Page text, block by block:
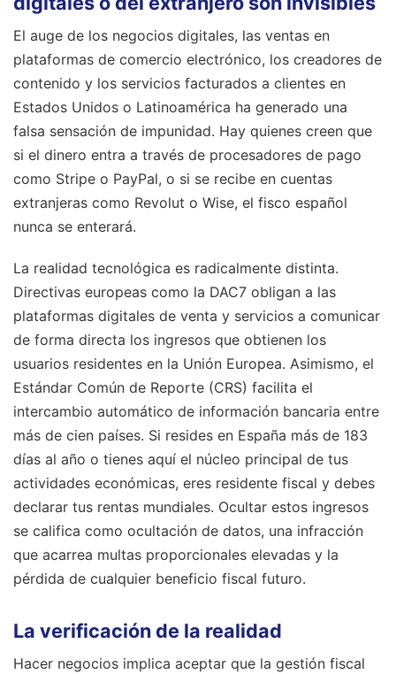
El auge de los negocios digitales, las ventas en
plataformas de comercio electrónico, los creadores de
contenido y los servicios facturados a clientes en
Estados Unidos o Latinoamérica ha generado una
falsa sensación de impunidad. Hay quienes creen que
si el dinero entra a través de procesadores de pago
como Stripe o PayPal, o si se recibe en cuentas
extranjeras como Revolut o Wise, el fisco español
nunca se enterará.
La realidad tecnológica es radicalmente distinta.
Directivas europeas como la DAC7 obligan a las
plataformas digitales de venta y servicios a comunicar
de forma directa los ingresos que obtienen los
usuarios residentes en la Unión Europea. Asimismo, el
Estándar Común de Reporte (CRS) facilita el
intercambio automático de información bancaria entre
más de cien países. Si resides en España más de 183
días al año o tienes aquí el núcleo principal de tus
actividades económicas, eres residente fiscal y debes
declarar tus rentas mundiales. Ocultar estos ingresos
se califica como ocultación de datos, una infracción
que acarrea multas proporcionales elevadas y la
pérdida de cualquier beneficio fiscal futuro.
La verificación de la realidad
Hacer negocios implica aceptar que la gestión fiscal